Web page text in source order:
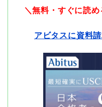
＼無料・すぐに読
アビタスに資料